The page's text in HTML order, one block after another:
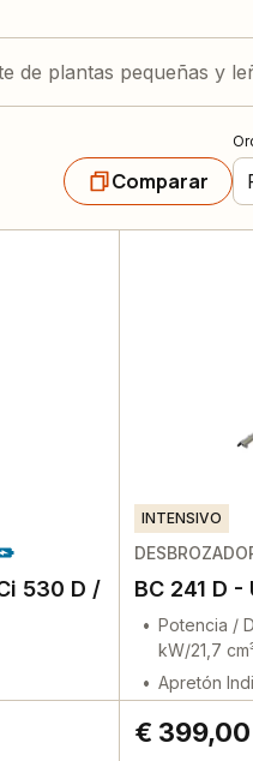
de plantas pequeñas y
Comparar
530 D /
INTENSIVO
BC 241 D
Potencia /
kW/21,7
Apretón
€ 399,00